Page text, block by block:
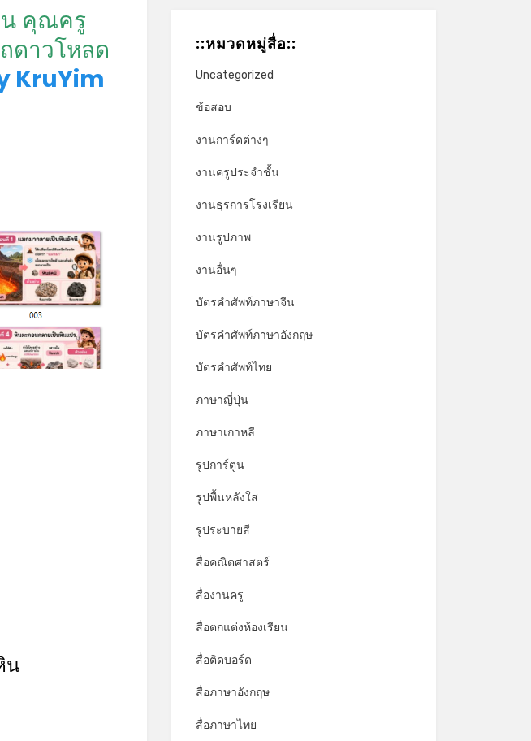
น คุณครู
ดาวโหลด
KruYim
น
::หมวดหมู่สื่อ::
Uncategorized
ข้อสอบ
งานการ์ดต่างๆ
งานครูประจำชั้น
งานธุรการโรงเรียน
งานรูปภาพ
งานอื่นๆ
บัตรคำศัพท์ภาษาจีน
บัตรคำศัพท์ภาษาอังกฤษ
บัตรคำศัพท์ไทย
ภาษาญี่ปุ่น
ภาษาเกาหลี
รูปการ์ตูน
รูปพื้นหลังใส
รูประบายสี
สื่อคณิตศาสตร์
สื่องานครู
สื่อตกแต่งห้องเรียน
สื่อติดบอร์ด
สื่อภาษาอังกฤษ
สื่อภาษาไทย